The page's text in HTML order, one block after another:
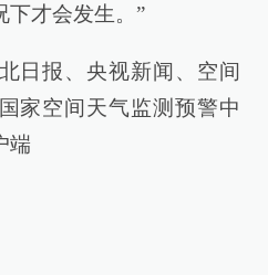
下才会发生。”
日报、央视新闻、空间
家空间天气监测预警中
端